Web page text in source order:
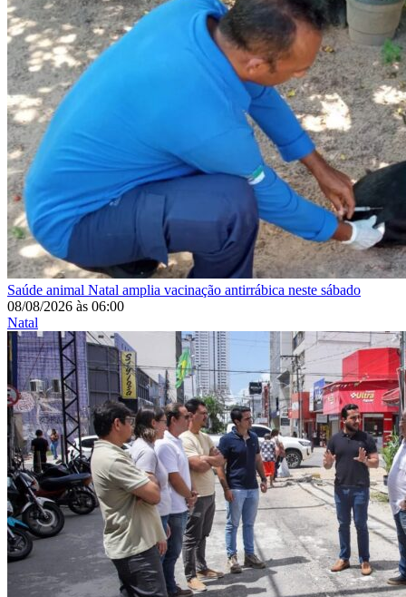
Saúde animal Natal amplia vacinação antirrábica neste sábado
08/08/2026 às 06:00
Natal